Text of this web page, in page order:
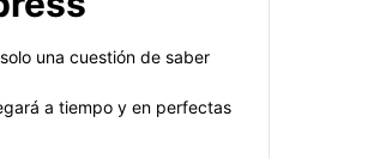
una cuestión de saber
a tiempo y en perfectas